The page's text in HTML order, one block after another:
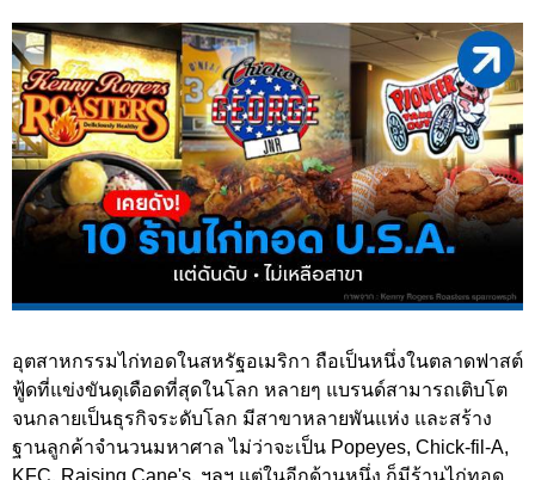
อุตสาหกรรมไก่ทอดในสหรัฐอเมริกา ถือเป็นหนึ่งในตลาดฟาสต์
ฟู้ดที่แข่งขันดุเดือดที่สุดในโลก หลายๆ แบรนด์สามารถเติบโต
จนกลายเป็นธุรกิจระดับโลก มีสาขาหลายพันแห่ง และสร้าง
ฐานลูกค้าจำนวนมหาศาล ไม่ว่าจะเป็น Popeyes, Chick-fil-A,
KFC, Raising Cane's, ฯลฯ แต่ในอีกด้านหนึ่ง ก็มีร้านไก่ทอด